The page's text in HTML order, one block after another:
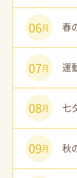
06月 春
07月 運
08月 七
09月 秋